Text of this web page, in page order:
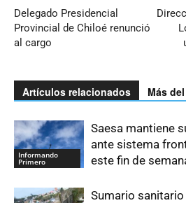
Delegado Presidencial
Provincial de Chiloé renunció
al cargo
Artículos relacionados Más
Informando
Primero
Saesa mantiene
ante sistema
este fin de
Sumario